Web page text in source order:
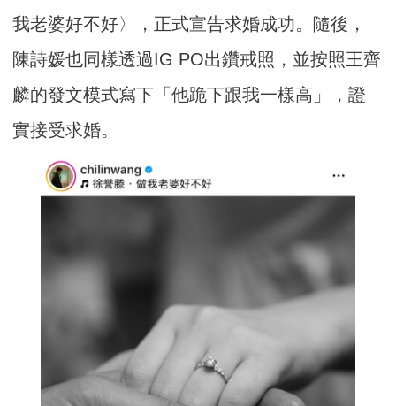
我老婆好不好〉，正式宣告求婚成功。隨後，
陳詩媛也同樣透過IG PO出鑽戒照，並按照王齊
麟的發文模式寫下「他跪下跟我一樣高」，證
實接受求婚。